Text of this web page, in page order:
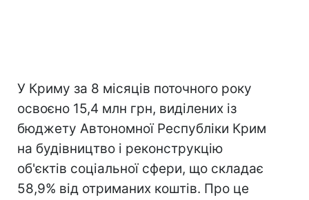
У Криму за 8 місяців поточного року
освоєно 15,4 млн грн, виділених із
бюджету Автономної Республіки Крим
на будівництво і реконструкцію
об'єктів соціальної сфери, що складає
58,9% від отриманих коштів. Про це